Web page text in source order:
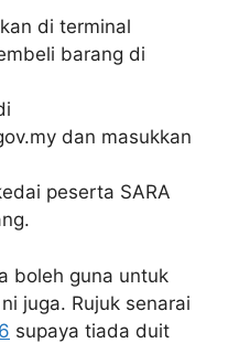
di terminal
barang di
dan masukkan
peserta SARA
boleh guna untuk
juga. Rujuk senarai
supaya tiada duit